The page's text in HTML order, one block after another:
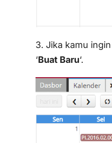
3. Jika kamu
‘Buat Baru‘.